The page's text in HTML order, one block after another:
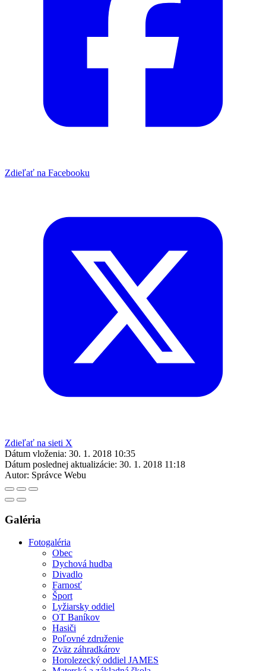
Zdieľať na Facebooku
Zdieľať na sieti X
Dátum vloženia: 30. 1. 2018 10:35
Dátum poslednej aktualizácie: 30. 1. 2018 11:18
Autor: Správce Webu
Galéria
Fotogaléria
Obec
Dychová hudba
Divadlo
Farnosť
Šport
Lyžiarsky oddiel
OT Baníkov
Hasiči
Poľovné združenie
Zväz záhradkárov
Horolezecký oddiel JAMES